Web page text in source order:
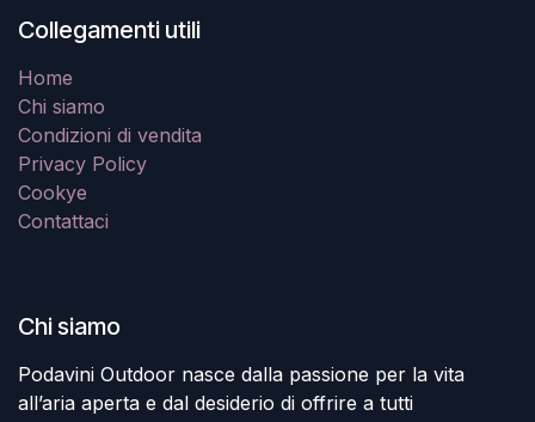
Collegamenti utili
Home
Chi siamo
Condizioni di vendita
Privacy Policy
Cookye
Contattaci
Chi siamo
Podavini Outdoor nasce dalla passione per la vita
all’aria aperta e dal desiderio di offrire a tutti